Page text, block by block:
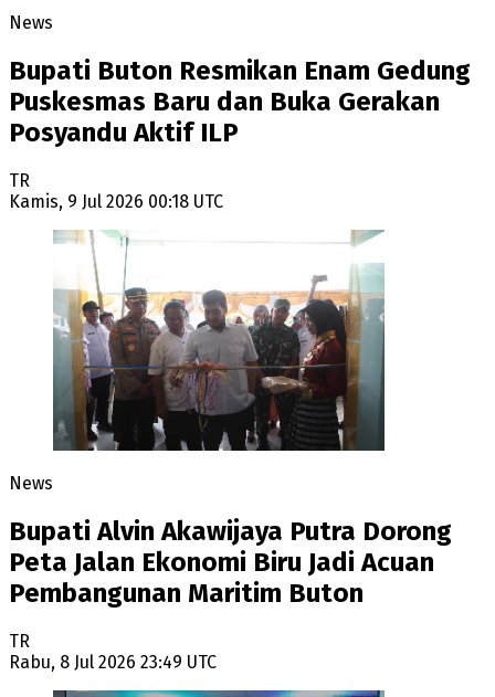
News
Bupati Buton Resmikan Enam Gedung
Puskesmas Baru dan Buka Gerakan
Posyandu Aktif ILP
TR
Kamis, 9 Jul 2026 00:18 UTC
News
Bupati Alvin Akawijaya Putra Dorong
Peta Jalan Ekonomi Biru Jadi Acuan
Pembangunan Maritim Buton
TR
Rabu, 8 Jul 2026 23:49 UTC